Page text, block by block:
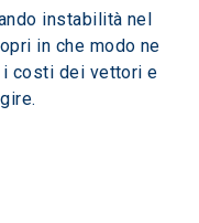
instabilità nel
in che modo ne
costi dei vettori e